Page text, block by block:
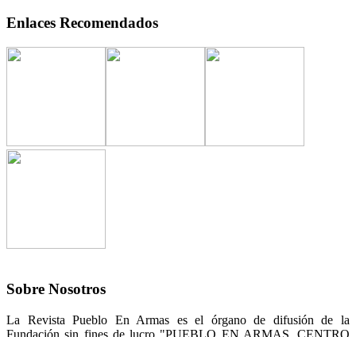
Enlaces Recomendados
Sobre Nosotros
La Revista Pueblo En Armas es el órgano de difusión de la
Fundación sin fines de lucro "PUEBLO EN ARMAS, CENTRO